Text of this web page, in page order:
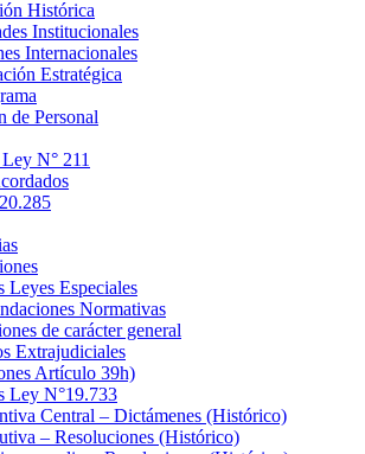
Histórica
Institucionales
Internacionales
Estratégica
de Personal
N° 211
Leyes Especiales
Normativas
de carácter general
Extrajudiciales
Artículo 39h)
Ley N°19.733
Central – Dictámenes (Histórico)
– Resoluciones (Histórico)